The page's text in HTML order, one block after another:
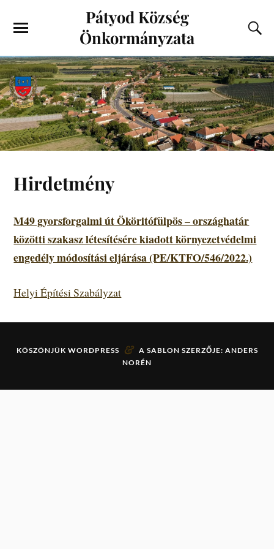
Pátyod Község
Önkormányzata
Hirdetmény
M49 gyorsforgalmi út Ököritófülpös – országhatár
közötti szakasz létesítésére kiadott környezetvédelmi
engedély módosítási eljárása (PE/KTFO/546/2022.)
Helyi Építési Szabályzat
KÖSZÖNJÜK WORDPRESS & A SABLON SZERZŐJE: ANDERS
NORÉN